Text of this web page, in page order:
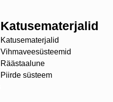
Katusematerjalid
Katusematerjalid
Vihmaveesüsteemid
Räästaalune
Piirde süsteem